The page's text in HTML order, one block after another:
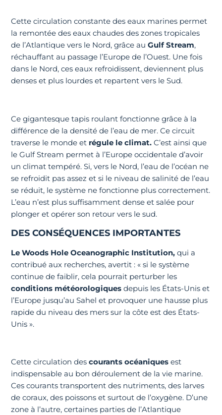
Cette circulation constante des eaux marines permet
la remontée des eaux chaudes des zones tropicales
de l’Atlantique vers le Nord, grâce auGulf Stream,
réchauffant au passage l’Europe de l’Ouest. Une fois
dans le Nord, ces eaux refroidissent, deviennent plus
denses et plus lourdes et repartent vers le Sud.
Ce gigantesque tapis roulant fonctionne grâce à la
différence de la densité de l’eau de mer. Ce circuit
traverse le monde et régule le climat. C’est ainsi que
le Gulf Stream permet à l’Europe occidentale d’avoir
un climat tempéré. Si, vers le Nord, l’eau de l’océan ne
se refroidit pas assez et si le niveau de salinité de l’eau
se réduit, le système ne fonctionne plus correctement.
L’eau n’est plus suffisamment dense et salée pour
plonger et opérer son retour vers le sud.
DES CONSÉQUENCES IMPORTANTES
Le Woods Hole Oceanographic Institution, qui a
contribué aux recherches, avertit : « si le système
continue de faiblir, cela pourrait perturber les
conditions météorologiques depuis les États-Unis et
l’Europe jusqu’au Sahel et provoquer une hausse plus
rapide du niveau des mers sur la côte est des États-
Unis ».
Cette circulation descourants océaniques est
indispensable au bon déroulement de la vie marine.
Ces courants transportent des nutriments, des larves
de coraux, des poissons et surtout de l’oxygène. D’une
zone à l’autre, certaines parties de l’Atlantique